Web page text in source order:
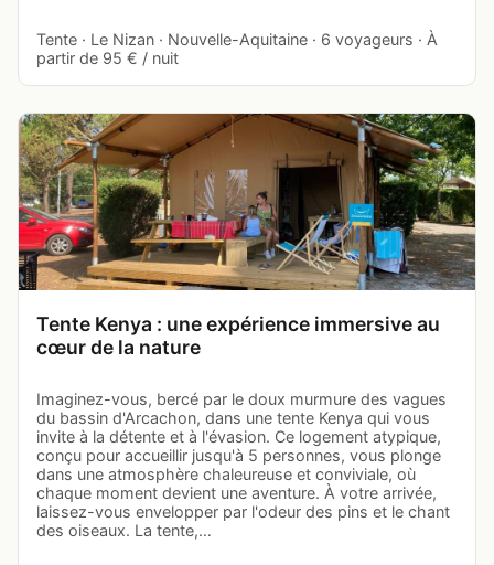
Tente · Le Nizan · Nouvelle-Aquitaine · 6 voyageurs · À
partir de 95 € / nuit
Tente Kenya : une expérience immersive au
cœur de la nature
Imaginez-vous, bercé par le doux murmure des vagues
du bassin d'Arcachon, dans une tente Kenya qui vous
invite à la détente et à l'évasion. Ce logement atypique,
conçu pour accueillir jusqu'à 5 personnes, vous plonge
dans une atmosphère chaleureuse et conviviale, où
chaque moment devient une aventure. À votre arrivée,
laissez-vous envelopper par l'odeur des pins et le chant
des oiseaux. La tente,…